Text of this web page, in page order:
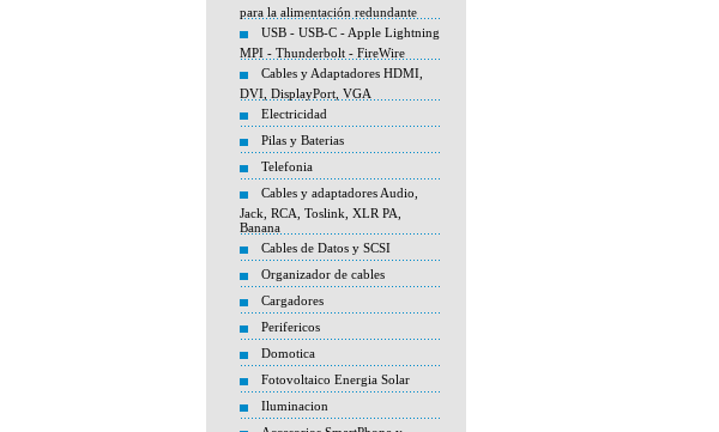
para la alimentación redundante
USB - USB-C - Apple Lightning
MPI - Thunderbolt - FireWire
Cables y Adaptadores HDMI,
DVI, DisplayPort, VGA
Electricidad
Pilas y Baterias
Telefonia
Cables y adaptadores Audio,
Jack, RCA, Toslink, XLR PA,
Banana
Cables de Datos y SCSI
Organizador de cables
Cargadores
Perifericos
Domotica
Fotovoltaico Energia Solar
Iluminacion